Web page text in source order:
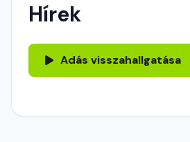
Hírek
Adás visszahallgatása